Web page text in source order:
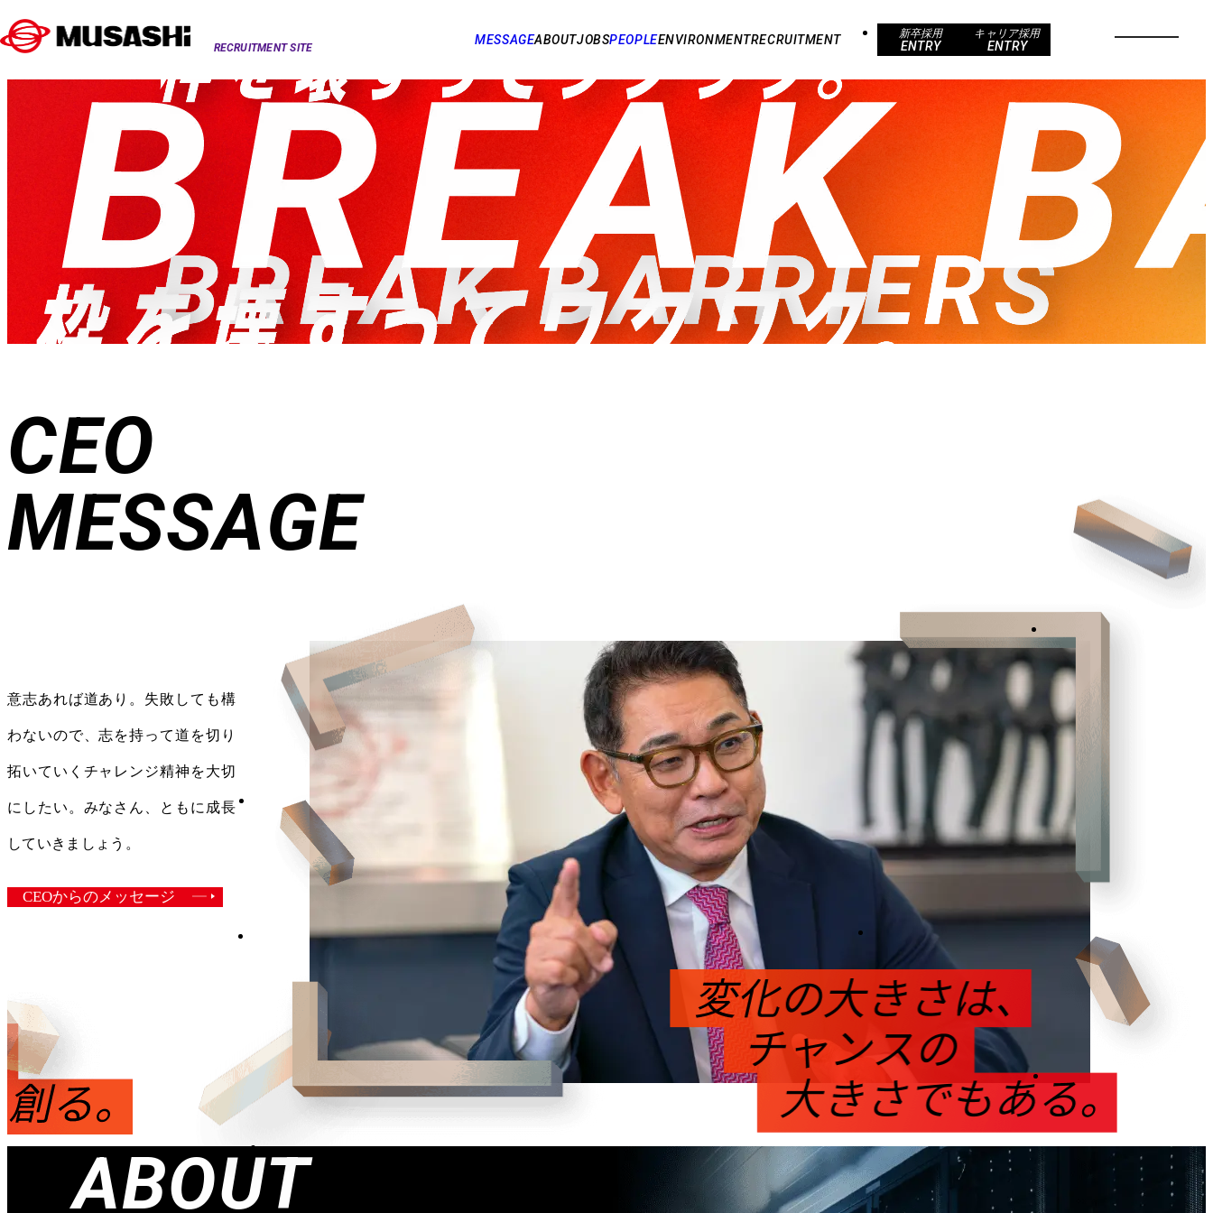
RECRUITMENT SITE
MESSAGEABOUTJOBSPEOPLEENVIRONMENTRECRUITMENT 新卒採用
ENTRY
キャリア採用
ENTRY
CEO
MESSAGE
意志あれば道あり。失敗しても構
わないので、志を持って道を切り
拓いていくチャレンジ精神を大切
にしたい。みなさん、ともに成長
していきましょう。
CEOからのメッセージ
ABOUT